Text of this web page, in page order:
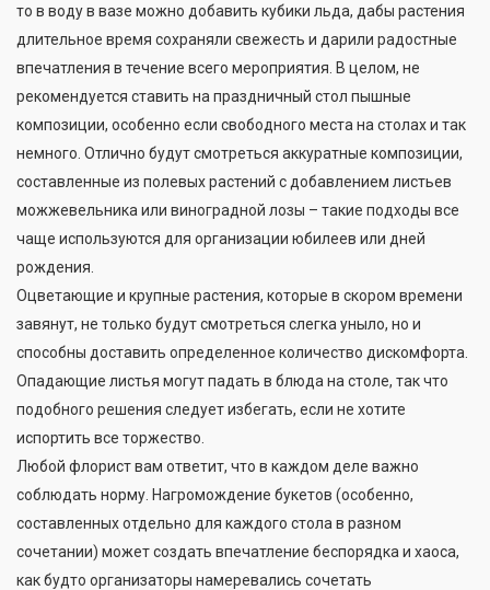
то в воду в вазе можно добавить кубики льда, дабы растения
длительное время сохраняли свежесть и дарили радостные
впечатления в течение всего мероприятия. В целом, не
рекомендуется ставить на праздничный стол пышные
композиции, особенно если свободного места на столах и так
немного. Отлично будут смотреться аккуратные композиции,
составленные из полевых растений с добавлением листьев
можжевельника или виноградной лозы – такие подходы все
чаще используются для организации юбилеев или дней
рождения.
Оцветающие и крупные растения, которые в скором времени
завянут, не только будут смотреться слегка уныло, но и
способны доставить определенное количество дискомфорта.
Опадающие листья могут падать в блюда на столе, так что
подобного решения следует избегать, если не хотите
испортить все торжество.
Любой флорист вам ответит, что в каждом деле важно
соблюдать норму. Нагромождение букетов (особенно,
составленных отдельно для каждого стола в разном
сочетании) может создать впечатление беспорядка и хаоса,
как будто организаторы намеревались сочетать